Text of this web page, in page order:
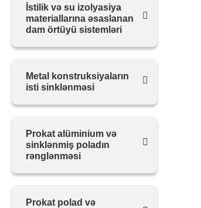
İstilik və su izolyasiya
materiallarına əsaslanan
dam örtüyü sistemləri
Metal konstruksiyaların
isti sinklənməsi
Prokat alüminium və
sinklənmiş poladın
rənglənməsi
Prokat polad və